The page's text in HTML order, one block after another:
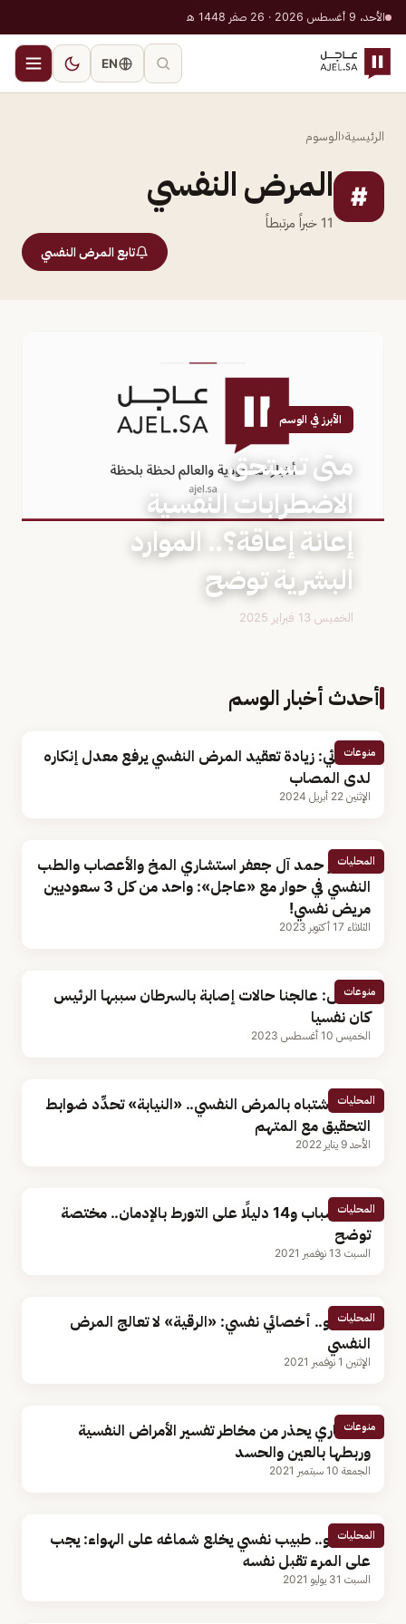
الأحد، 9 أغسطس 2026 · 26 صفر 1448 هـ
EN
الرئيسية‹الوسوم
# المرض النفسي
11 خبراً مرتبطاً
تابع المرض النفسي
الأبرز في الوسم
متى تستحق
الاضطرابات النفسية
إعانة إعاقة؟.. الموارد
البشرية توضح
الخميس 13 فبراير 2025
أحدث أخبار الوسم
منوعات
أخصائي: زيادة تعقيد المرض النفسي يرفع معدل إنكاره
لدى المصاب
الإثنين 22 أبريل 2024
المحليات
الدكتور حمد آل جعفر استشاري المخ والأعصاب والطب
النفسي في حوار مع «عاجل»: واحد من كل 3 سعوديين
مريض نفسي!
الثلاثاء 17 أكتوبر 2023
منوعات
مختص: عالجنا حالات إصابة بالسرطان سببها الرئيس
كان نفسيا
الخميس 10 أغسطس 2023
المحليات
حال الاشتباه بالمرض النفسي.. «النيابة» تحدِّد ضوابط
التحقيق مع المتهم
الأحد 9 يناير 2022
المحليات
ثلاثة أسباب و14 دليلًا على التورط بالإدمان.. مختصة
توضح
السبت 13 نوفمبر 2021
المحليات
بالفيديو.. أخصائي نفسي: «الرقية» لا تعالج المرض
النفسي
الإثنين 1 نوفمبر 2021
منوعات
استشاري يحذر من مخاطر تفسير الأمراض النفسية
وربطها بالعين والحسد
الجمعة 10 سبتمبر 2021
المحليات
بالفيديو.. طبيب نفسي يخلع شماغه على الهواء: يجب
على المرء تقبل نفسه
السبت 31 يوليو 2021